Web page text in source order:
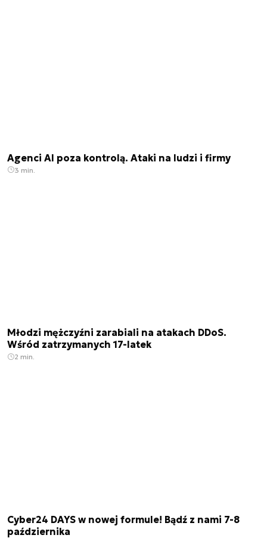
Agenci AI poza kontrolą. Ataki na ludzi i firmy
3 min.
Młodzi mężczyźni zarabiali na atakach DDoS.
Wśród zatrzymanych 17-latek
2 min.
Cyber24 DAYS w nowej formule! Bądź z nami 7-8
października